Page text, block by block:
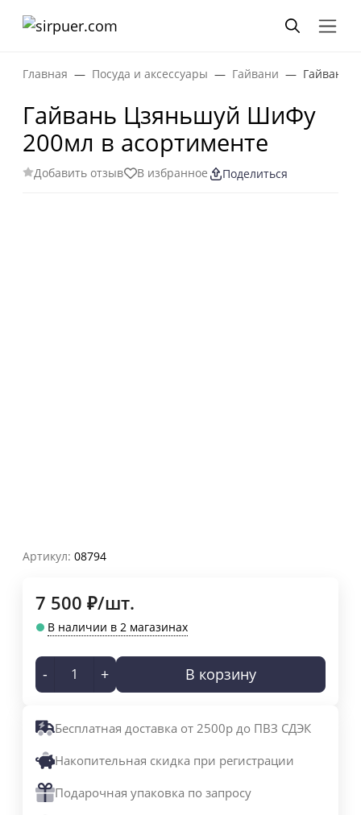
Главная Посуда и аксессуары Гайвани Гайвань
Гайвань Цзяньшуй ШиФу
200мл в асортименте
Добавить отзыв В избранное Поделиться
Артикул: 08794
7 500 ₽/шт.
В наличии в 2 магазинах
- + В корзину
Бесплатная доставка от 2500р до ПВЗ СДЭК
Накопительная скидка при регистрации
Подарочная упаковка по запросу